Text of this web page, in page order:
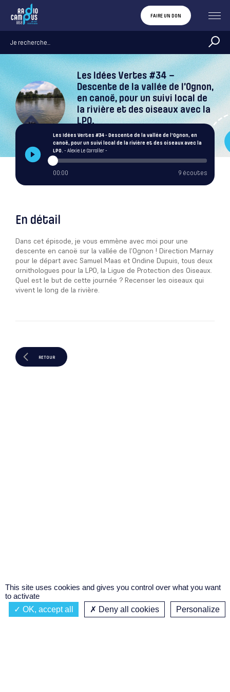
FAIRE UN DON
Émission à l'antenne
Les Idées Vertes #34 –
Descente de la vallée de l’Ognon,
en canoë, pour un suivi local de
la rivière et des oiseaux avec la
LPO.
Les Idées Vertes #34 - Descente de la vallée de l’Ognon, en
canoë, pour un suivi local de la rivière et des oiseaux avec la
LPO. - Alexie Le Corroller -
00:00 9 écoutes
En détail
Dans cet épisode, je vous emmène avec moi pour une
descente en canoë sur la vallée de l’Ognon ! Direction Marnay
pour le départ avec Samuel Maas et Ondine Dupuis, tous deux
ornithologues pour la LPO, la Ligue de Protection des Oiseaux.
Quel est le but de cette journée ? Recenser les oiseaux qui
vivent le long de la rivière.
RETOUR
Actualités À propos
This site uses cookies and gives you control over what you want
to activate
OK, accept all
Deny all cookies
Personalize